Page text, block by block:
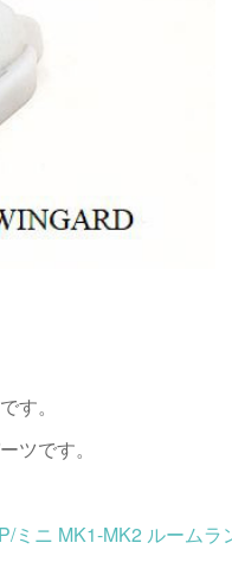
す。
ツです。
ミニ MK1-MK2 ルームラ